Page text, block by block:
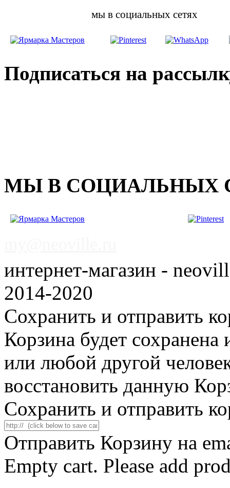
мы в социальных сетях
Подписаться на
МЫ В СОЦИАЛЬНЫХ
интернет-магазин -
2014-2020
Сохранить и отправить
Корзина будет
или любой другой
восстановить данную
Сохранить и отправить
Отправить Корзину на
Empty cart. Please add